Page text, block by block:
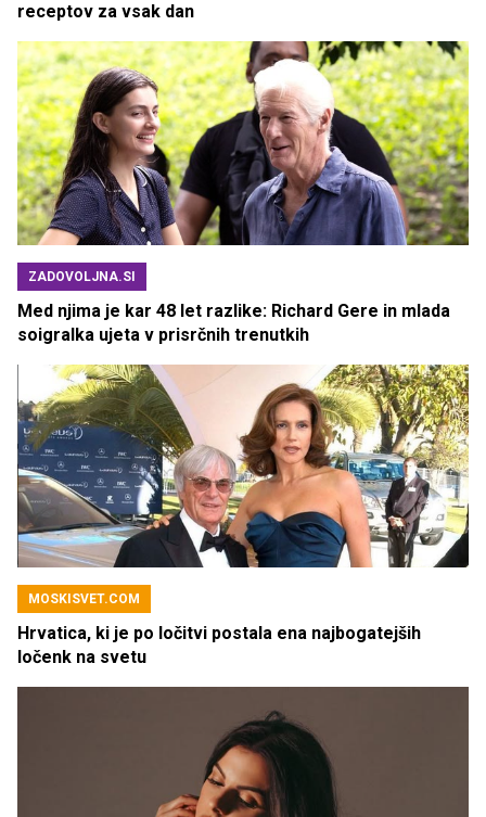
receptov za vsak dan
ZADOVOLJNA.SI
Med njima je kar 48 let razlike: Richard Gere in mlada
soigralka ujeta v prisrčnih trenutkih
MOSKISVET.COM
Hrvatica, ki je po ločitvi postala ena najbogatejših
ločenk na svetu